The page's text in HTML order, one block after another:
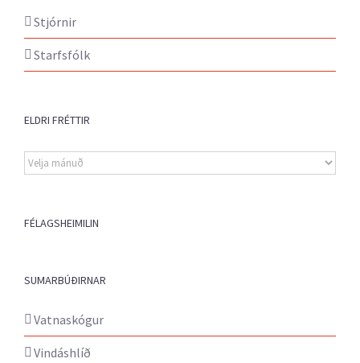
Stjórnir
Starfsfólk
ELDRI FRÉTTIR
Eldri
fréttir
FÉLAGSHEIMILIN
SUMARBÚÐIRNAR
Vatnaskógur
Vindáshlíð